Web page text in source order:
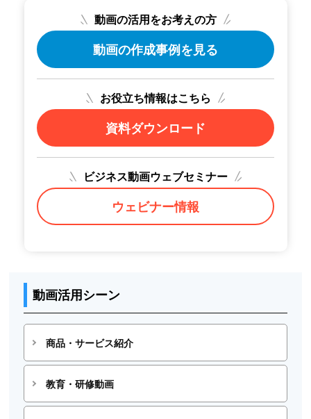
動画の活用をお考えの方
動画の作成事例を見る
お役立ち情報はこちら
資料ダウンロード
ビジネス動画ウェブセミナー
ウェビナー情報
動画活用シーン
商品・サービス紹介
教育・研修動画